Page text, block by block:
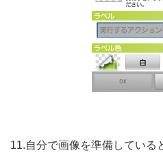
11.自分で画像を準備している